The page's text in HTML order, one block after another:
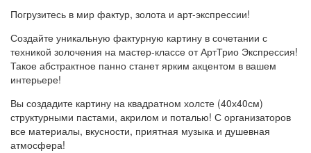
Погрузитесь в мир фактур, золота и арт-экспрессии!
Создайте уникальную фактурную картину в сочетании с
техникой золочения на мастер-классе от АртТрио Экспрессия!
Такое абстрактное панно станет ярким акцентом в вашем
интерьере!
Вы создадите картину на квадратном холсте (40х40см)
структурными пастами, акрилом и поталью! С организаторов
все материалы, вкусности, приятная музыка и душевная
атмосфера!